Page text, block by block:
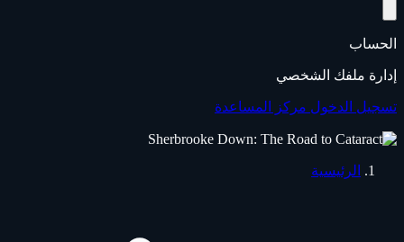
الحساب
إدارة ملفك الشخصي
تسجيل الدخول مركز المساعدة
الرئيسية